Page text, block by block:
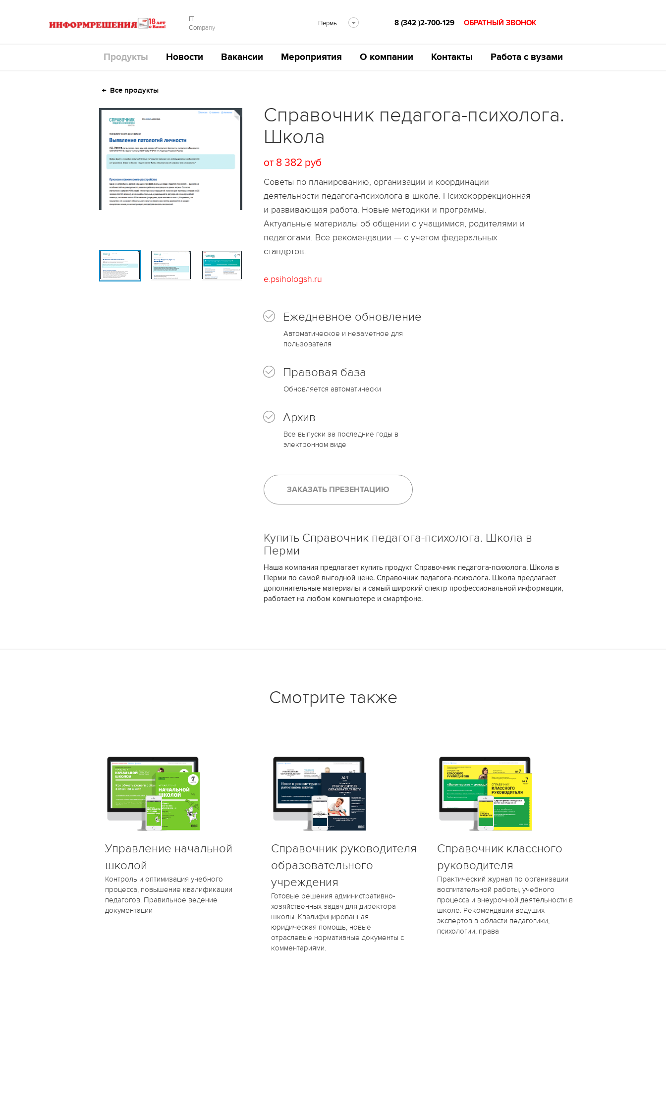
IT
Company
Пермь 8 (342 )2-700-129 ОБРАТНЫЙ ЗВОНОК
Продукты Новости Вакансии Мероприятия О компании Контакты Работа с вузами
Все продукты
Справочник педагога-психолога.
Школа
от 8 382 руб
Советы по планированию, организации и координации
деятельности педагога-психолога в школе. Психокоррекционная
и развивающая работа. Новые методики и программы.
Актуальные материалы об общении с учащимися, родителями и
педагогами. Все рекомендации — с учетом федеральных
стандртов.
e.psihologsh.ru
Ежедневное обновление
Автоматическое и незаметное для
пользователя
Правовая база
Обновляется автоматически
Архив
Все выпуски за последние годы в
электронном виде
ЗАКАЗАТЬ ПРЕЗЕНТАЦИЮ
Купить Справочник педагога-психолога. Школа в
Перми
Наша компания предлагает купить продукт Справочник педагога-психолога. Школа в
Перми по самой выгодной цене. Справочник педагога-психолога. Школа предлагает
дополнительные материалы и самый широкий спектр профессиональной информации,
работает на любом компьютере и смартфоне.
Смотрите также
Управление начальной
школой
Контроль и оптимизация учебного
процесса, повышение квалификации
педагогов. Правильное ведение
документации
Справочник руководителя
образовательного
учреждения
Готовые решения административно-
хозяйственных задач для директора
школы. Квалифицированная
юридическая помощь, новые
отраслевые нормативные документы с
комментариями.
Справочник классного
руководителя
Практический журнал по организации
воспитательной работы, учебного
процесса и внеурочной деятельности в
школе. Рекомендации ведущих
экспертов в области педагогики,
психологии, права